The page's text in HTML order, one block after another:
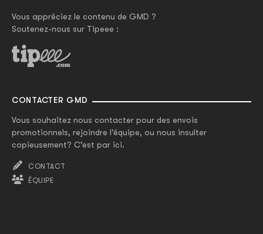
Vous appréciez le contenu de GMD ?
Soutenez-nous sur Tipeee :
CONTACTER GMD
Vous souhaitez nous contacter pour des envois
promotionnels, rejoindre l'équipe, ou nous insulter
copieusement? C'est par ici.
CONTACT
ÉQUIPE